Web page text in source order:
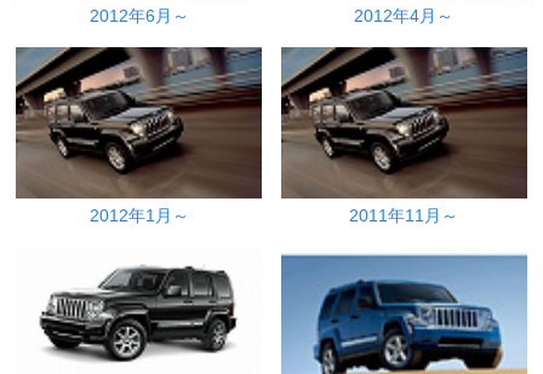
2012年6月～ 2012年4月～
2012年1月～ 2011年11月～